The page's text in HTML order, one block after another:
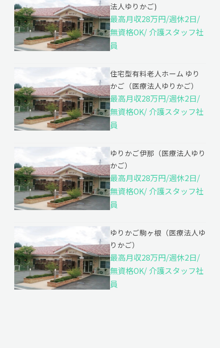
法人ゆりかご)
最高月収28万円/週休2日/
無資格OK/ 介護スタッフ社
員
住宅型有料老人ホーム ゆり
かご（医療法人ゆりかご）
最高月収28万円/週休2日/
無資格OK/ 介護スタッフ社
員
ゆりかご伊那（医療法人ゆり
かご）
最高月収28万円/週休2日/
無資格OK/ 介護スタッフ社
員
ゆりかご駒ヶ根（医療法人ゆ
りかご）
最高月収28万円/週休2日/
無資格OK/ 介護スタッフ社
員